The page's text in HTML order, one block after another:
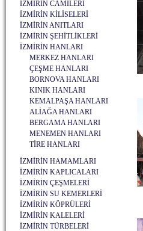
İZMİRİN CAMİLERİ
İZMİRİN KİLİSELERİ
İZMİRİN ANITLARI
İZMİRİN ŞEHİTLİKLERİ
İZMİRİN HANLARI
MERKEZ HANLARI
ÇEŞME HANLARI
BORNOVA HANLARI
KINIK HANLARI
KEMALPAŞA HANLARI
ALİAĞA HANLARI
BERGAMA HANLARI
MENEMEN HANLARI
TİRE HANLARI
İZMİRİN HAMAMLARI
İZMİRİN KAPLICALARI
İZMİRİN ÇEŞMELERİ
İZMİRİN SU KEMERLERİ
İZMİRİN KÖPRÜLERİ
İZMİRİN KALELERİ
İZMİRİN TÜRBELERİ